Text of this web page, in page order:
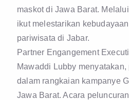
maskot di Jawa Barat.
ikut melestarikan
pariwisata di Jabar.
Partner Engangement
Mawaddi Lubby
dalam rangkaian kampanye
Jawa Barat. Acara